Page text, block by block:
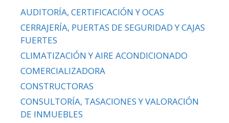
AUDITORÍA, CERTIFICACIÓN Y OCAS
CERRAJERÍA, PUERTAS DE SEGURIDAD Y CAJAS
FUERTES
CLIMATIZACIÓN Y AIRE ACONDICIONADO
COMERCIALIZADORA
CONSTRUCTORAS
CONSULTORÍA, TASACIONES Y VALORACIÓN
DE INMUEBLES